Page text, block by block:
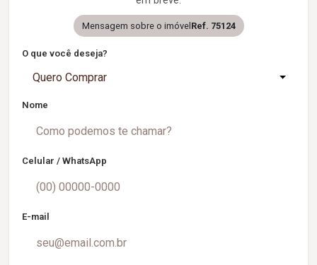
Mensagem sobre o imóvel Ref. 75124
O que você deseja?
Quero Comprar
Nome
Celular / WhatsApp
E-mail